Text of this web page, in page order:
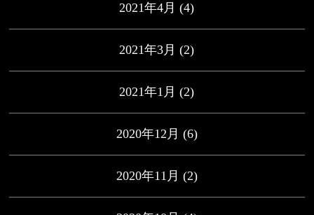
2021年4月 (4)
2021年3月 (2)
2021年1月 (2)
2020年12月 (6)
2020年11月 (2)